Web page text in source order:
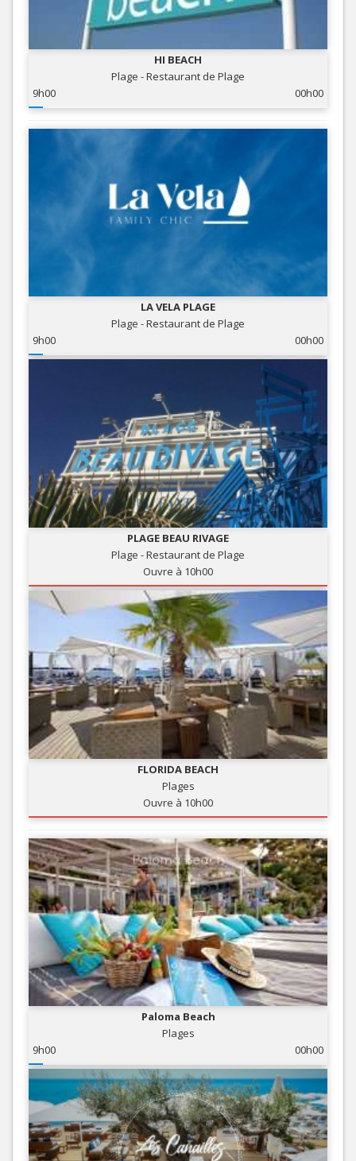
HI BEACH
Plage - Restaurant de Plage
9h00
00h00
LA VELA PLAGE
Plage - Restaurant de Plage
9h00
00h00
PLAGE BEAU RIVAGE
Plage - Restaurant de Plage
Ouvre à 10h00
FLORIDA BEACH
Plages
Ouvre à 10h00
Paloma Beach
Plages
9h00
00h00